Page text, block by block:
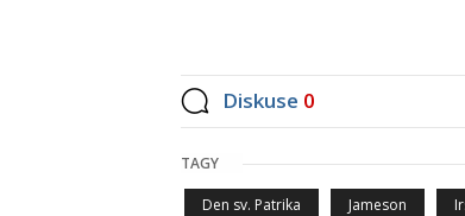
Diskuse 0
TAGY
Den sv. Patrika Jameson